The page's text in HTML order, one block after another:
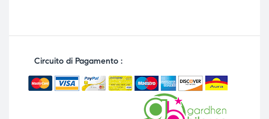
Circuito di Pagamento :